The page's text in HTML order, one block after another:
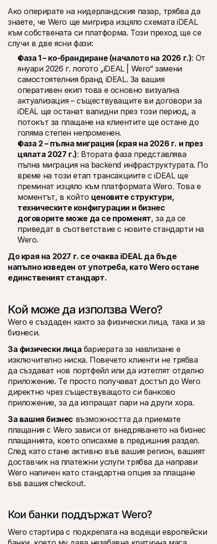
Ако оперирате на нидерландския пазар, трябва да
знаете, че Wero ще мигрира изцяло схемата iDEAL
към собствената си платформа. Този преход ще се
случи в две ясни фази:
Фаза 1 – ко-брандиране (началото на 2026 г.): От
януари 2026 г. логото „iDEAL | Wero“ замени
самостоятелния бранд iDEAL. За вашия
оперативен екип това е основно визуална
актуализация – съществуващите ви договори за
iDEAL ще останат валидни през този период, а
потокът за плащане на клиентите ще остане до
голяма степен непроменен.
Фаза 2 – пълна миграция (края на 2026 г. и през
цялата 2027 г.): Втората фаза представлява
пълна миграция на backend инфраструктурата. По
време на този етап трансакциите с iDEAL ще
преминат изцяло към платформата Wero. Това е
моментът, в който ценовите структури,
техническите конфигурации и бизнес
договорите може да се променят, за да се
приведат в съответствие с новите стандарти на
Wero.
До края на 2027 г. се очаква iDEAL да бъде
напълно изведен от употреба, като Wero остане
единственият стандарт.
Кой може да използва Wero?
Wero е създаден както за физически лица, така и за
бизнеси.
За физически лица бариерата за навлизане е
изключително ниска. Повечето клиенти не трябва
да създават нов портфейл или да изтеглят отделно
приложение. Те просто получават достъп до Wero
директно чрез съществуващото си банково
приложение, за да изпращат пари на други хора.
За вашия бизнес възможността да приемате
плащания с Wero зависи от внедряването на бизнес
плащанията, което описахме в предишния раздел.
След като стане активно във вашия регион, вашият
доставчик на платежни услуги трябва да направи
Wero наличен като стандартна опция за плащане
във вашия checkout.
Кои банки поддържат Wero?
Wero стартира с подкрепата на водещи европейски